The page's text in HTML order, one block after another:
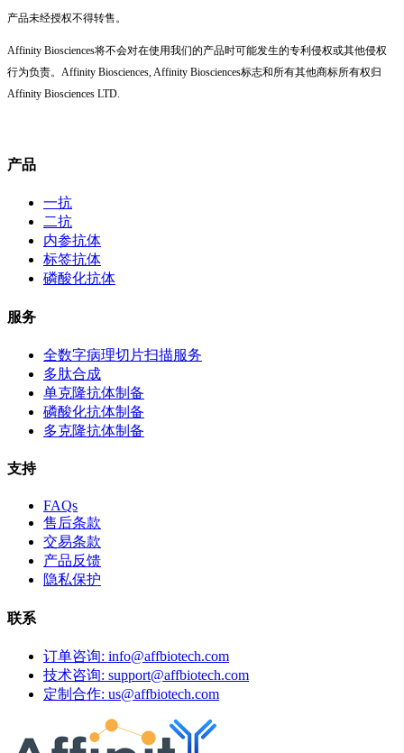
产品未经授权不得转售。
Affinity Biosciences将不会对在使用我们的产品时可能发生的专利侵权或其他侵权
行为负责。Affinity Biosciences, Affinity Biosciences标志和所有其他商标所有权归
Affinity Biosciences LTD.
产品
一抗
二抗
内参抗体
标签抗体
磷酸化抗体
服务
全数字病理切片扫描服务
多肽合成
单克隆抗体制备
磷酸化抗体制备
多克隆抗体制备
支持
FAQs
售后条款
交易条款
产品反馈
隐私保护
联系
订单咨询: info@affbiotech.com
技术咨询: support@affbiotech.com
定制合作: us@affbiotech.com